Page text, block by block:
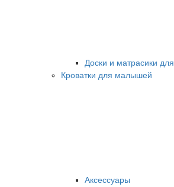
Доски и матрасики
Кроватки для малышей
Аксессуары